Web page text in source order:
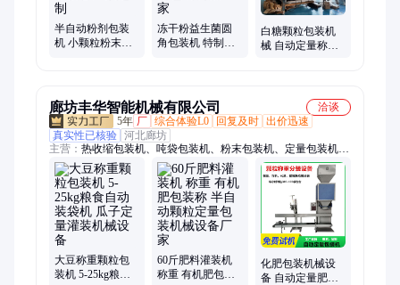
半自动粉剂包装
机 小颗粒粉末定
冻干粉益生菌圆
角包装机 特制螺
白糖颗粒包装机
械 自动定量称重
廊坊丰华智能机械有限公司
洽谈
5年 厂 综合体验L0 回复及时 出价迅速
真实性已核验 河北廊坊
主营： 热收缩包装机、吨袋包装机、粉末包装机、定量包装机、
称重包装机、大米自动称重包装机、定量包装秤、颗粒包装机、
粉剂包装机、自动饲料包装机、肥料包装机、化肥包装机、洗衣
粉包装机、大米包装机器设备、装袋机、大米包装机、大米装袋
机、颗粒分装包装机、有机肥包装机、自动化肥包装机、粮食包
装机、面粉包装机、饲料包装机、塑料颗粒包装机
大豆称重颗粒包
装机 5-25kg粮食
60斤肥料灌装机
称重 有机肥包装
化肥包装机械设
备 自动定量肥料